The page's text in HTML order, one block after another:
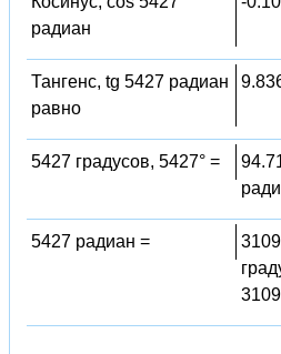
радиан
Тангенс, tg 5427 радиан
равно
5427 градусов, 5427° =
5427 радиан =